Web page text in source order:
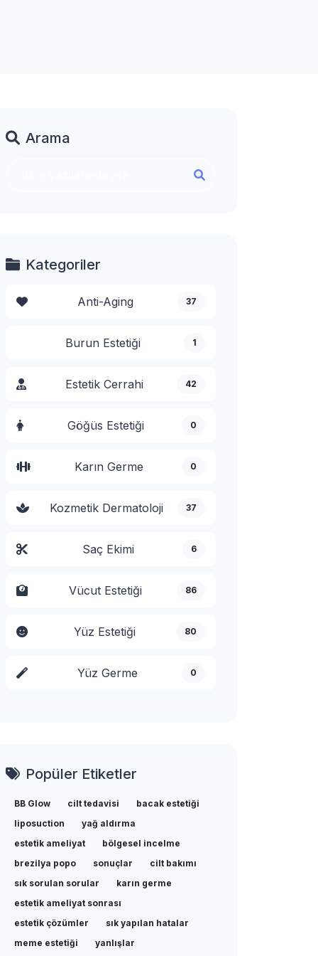
Arama
Kategoriler
Anti-Aging 37
Burun Estetiği 1
Estetik Cerrahi 42
Göğüs Estetiği 0
Karın Germe 0
Kozmetik Dermatoloji 37
Saç Ekimi 6
Vücut Estetiği 86
Yüz Estetiği 80
Yüz Germe 0
Popüler Etiketler
BB Glow cilt tedavisi
bacak estetiği
liposuction
yağ aldırma
estetik ameliyat
bölgesel incelme
brezilya popo
sonuçlar
cilt bakımı
sık sorulan sorular
karın germe
estetik ameliyat sonrası
estetik çözümler
sık yapılan hatalar
meme estetiği
yanlışlar